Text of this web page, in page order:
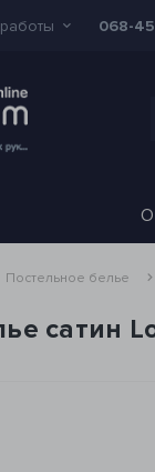
068-
О
Постельное белье
сатин